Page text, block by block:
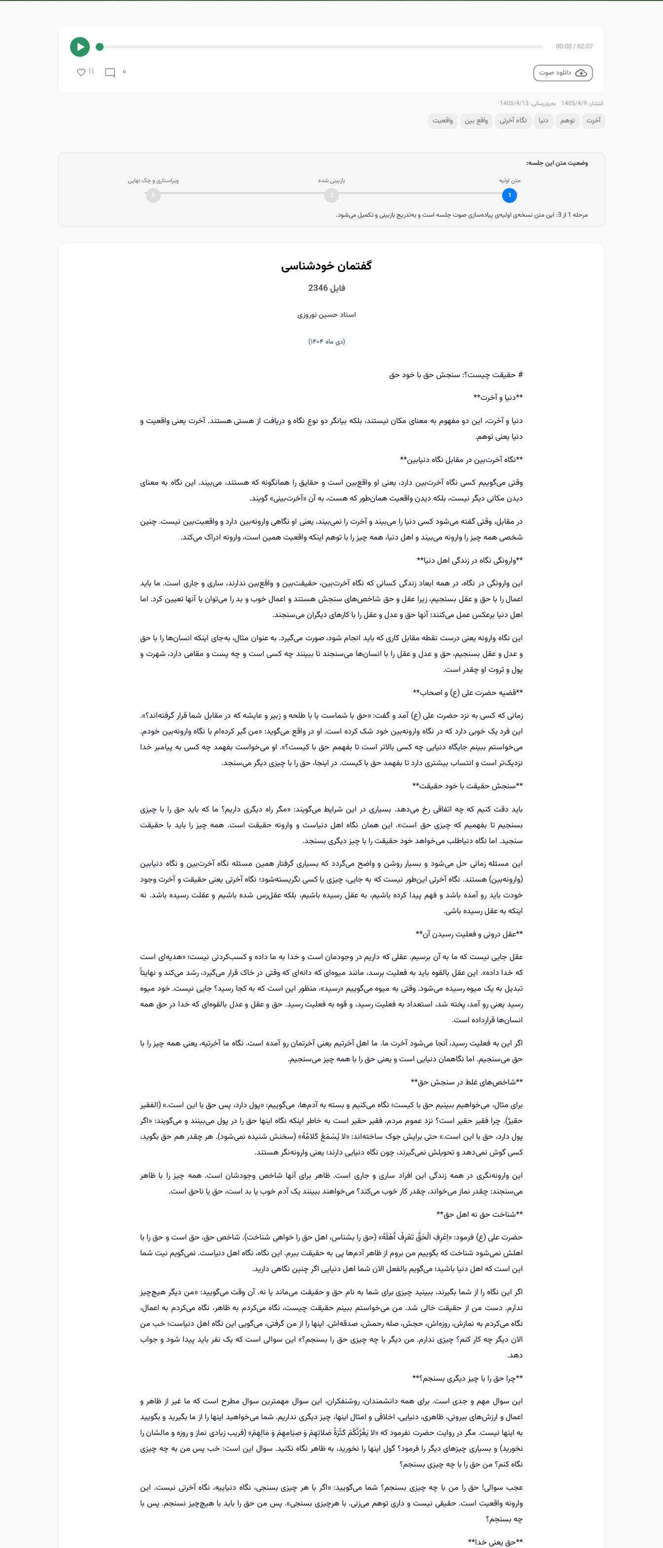
62:07
/
00:00
دانلود صوت 0
11
انتشار: 1405/4/9 به‌روزرسانی: 1405/4/13
آخرت توهم دنیا نگاه آخرتی واقع‌ بین واقعیت
وضعیت متن این جلسه:
متن اولیه
1
بازبینی شده
2
ویراستاری و چک نهایی
3
مرحله 1 از 3: این متن نسخه‌ی اولیه‌ی پیاده‌سازی صوت جلسه است و به‌تدریج بازبینی و تکمیل می‌شود.
گفتمان خودشناسی
فایل 2346
استاد حسین نوروزی
(دی ماه ۱۴۰۴)
# حقیقت چیست؟: سنجش حق با خود حق
**دنیا و آخرت**
دنیا و آخرت، این دو مفهوم به معنای مکان نیستند، بلکه بیانگر دو نوع نگاه و دریافت از هستی هستند. آخرت یعنی واقعیت و
دنیا یعنی توهم.
**نگاه آخرت‌بین در مقابل نگاه دنیا‌بین**
وقتی می‌گوییم کسی نگاه آخرت‌بین دارد، یعنی او واقع‌بین است و حقایق را همانگونه که هستند، می‌بیند. این نگاه به معنای
دیدن مکانی دیگر نیست، بلکه دیدن واقعیت همان‌طور که هست، به آن «آخرت‌بینی» گویند.
در مقابل، وقتی گفته می‌شود کسی دنیا را می‌بیند و آخرت را نمی‌بیند، یعنی او نگاهی وارونه‌بین دارد و واقعیت‌بین نیست. چنین
شخصی همه چیز را وارونه می‌بیند و اهل دنیا، همه چیز را با توهم اینکه واقعیت همین است، وارونه ادراک می‌کند.
**وارونگی نگاه در زندگی اهل دنیا**
این وارونگی در نگاه، در همه ابعاد زندگی کسانی که نگاه آخرت‌بین، حقیقت‌بین و واقع‌بین ندارند، ساری و جاری است. ما باید
اعمال را با حق و عقل بسنجیم، زیرا عقل و حق شاخص‌های سنجش هستند و اعمال خوب و بد را می‌توان با آنها تعیین کرد. اما
اهل دنیا برعکس عمل می‌کنند؛ آنها حق و عدل و عقل را با کارهای دیگران می‌سنجند.
این نگاه وارونه یعنی درست نقطه مقابل کاری که باید انجام شود، صورت می‌گیرد. به عنوان مثال، به‌جای اینکه انسان‌ها را با حق
و عدل و عقل بسنجیم، حق و عدل و عقل را با انسان‌ها می‌سنجند تا ببینند چه کسی است و چه پست و مقامی دارد، شهرت و
پول و ثروت او چقدر است.
**قضیه حضرت علی (ع) و اصحاب**
زمانی که کسی به نزد حضرت علی (ع) آمد و گفت: «حق با شماست یا با طلحه و زبیر و عایشه که در مقابل شما قرار گرفته‌اند؟».
این فرد یک خوبی دارد که در نگاه وارونه‌بین خود شک کرده است. او در واقع می‌گوید: «من گیر کرده‌ام با نگاه وارونه‌بین خودم.
می‌خواستم ببینم جایگاه دنیایی چه کسی بالاتر است تا بفهمم حق با کیست؟». او می‌خواست بفهمد چه کسی به پیامبر خدا
نزدیک‌تر است و انتساب بیشتری دارد تا بفهمد حق با کیست. در اینجا، حق را با چیزی دیگر می‌سنجد.
**سنجش حقیقت با خود حقیقت**
باید دقت کنیم که چه اتفاقی رخ می‌دهد. بسیاری در این شرایط می‌گویند: «مگر راه دیگری داریم؟ ما که باید حق را با چیزی
بسنجیم تا بفهمیم که چیزی حق است». این همان نگاه اهل دنیاست و وارونه حقیقت است. همه چیز را باید با حقیقت
سنجید. اما نگاه دنیا‌طلب می‌خواهد خود حقیقت را با چیز دیگری بسنجد.
این مسئله زمانی حل می‌شود و بسیار روشن و واضح می‌گردد که بسیاری گرفتار همین مسئله نگاه آخرت‌بین و نگاه دنیا‌بین
(وارونه‌بین) هستند. نگاه آخرتی این‌طور نیست که به جایی، چیزی یا کسی نگریسته‌شود؛ نگاه آخرتی یعنی حقیقت و آخرت وجود
خودت باید رو آمده باشد و فهم پیدا کرده باشیم، به عقل رسیده باشیم، بلکه عقل‌رس شده باشیم و عقلت رسیده باشد. نه
اینکه به عقل رسیده باشی.
**عقل درونی و فعلیت رسیدن آن**
عقل جایی نیست که ما به آن برسیم. عقلی که داریم در وجودمان است و خدا به ما داده و کسب‌کردنی نیست؛ «هدیه‌ای است
که خدا داده». این عقل بالقوه باید به فعلیت برسد، مانند میوه‌ای که دانه‌ای که وقتی در خاک قرار می‌گیرد، رشد می‌کند و نهایتاً
تبدیل به یک میوه رسیده می‌شود. وقتی به میوه می‌گوییم «رسید»، منظور این است که به کجا رسید؟ جایی نیست. خود میوه
رسید یعنی رو آمد، پخته شد، استعداد به فعلیت رسید، و قوه به فعلیت رسید. حق و عقل و عدل بالقوه‌ای که خدا در حق همه
انسان‌ها قرارداده است.
اگر این به فعلیت رسید، آنجا می‌شود آخرت ما. ما اهل آخرتیم یعنی آخرتمان رو آمده است. نگاه ما آخرتیه، یعنی همه چیز را با
حق می‌سنجیم. اما نگاهمان دنیایی است و یعنی حق را با همه چیز می‌سنجیم.
**شاخص‌های غلط در سنجش حق**
برای مثال، می‌خواهیم ببینیم حق با کیست؛ نگاه می‌کنیم و بسته به آدم‌ها، می‌گوییم: «پول دارد، پس حق با این است.» (الفقیر
حقیرٌ). چرا فقیر حقیر است؟ نزد عموم مردم، فقیر حقیر است به خاطر اینکه نگاه اینها حق را در پول می‌بینند و می‌گویند: «اگر
پول دارد، حق با این است.» حتی برایش جوک ساخته‌اند: «لا یُسْمَعُ کَلامُهُ» (سخنش شنیده نمی‌شود). هر چقدر هم حق بگوید،
کسی گوش نمی‌دهد و تحویلش نمی‌گیرند، چون نگاه دنیایی دارند؛ یعنی وارونه‌نگر هستند.
این وارونه‌نگری در همه زندگی این افراد ساری و جاری است. ظاهر برای آنها شاخص وجودشان است. همه چیز را با ظاهر
می‌سنجند: چقدر نماز می‌خواند، چقدر کار خوب می‌کند؟ می‌خواهند ببینند یک آدم خوب یا بد است، حق یا ناحق است.
**شناخت حق نه اهل حق**
حضرت علی (ع) فرمود: «اِعْرِفِ الْحَقَّ تَعْرِفْ أَهْلَهُ» (حق را بشناس، اهل حق را خواهی شناخت). شاخص حق، حق است و حق را با
اهلش نمی‌شود شناخت که بگوییم من بروم از ظاهر آدم‌ها پی به حقیقت ببرم. این نگاه، نگاه اهل دنیاست. نمی‌گویم نیت شما
این است که اهل دنیا باشید؛ می‌گویم بالفعل الان شما اهل دنیایی اگر چنین نگاهی دارید.
اگر این نگاه را از شما بگیرند، ببینید چیزی برای شما به نام حق و حقیقت می‌ماند یا نه. آن وقت می‌گویید: «من دیگر هیچ‌چیز
ندارم. دست من از حقیقت خالی شد. من می‌خواستم ببینم حقیقت چیست، نگاه می‌کردم به ظاهر، نگاه می‌کردم به اعمال،
نگاه می‌کردم به نمازش، روزه‌اش، حجش، صله رحمش، صدقه‌اش. اینها را از من گرفتی، می‌گویی این نگاه اهل دنیاست؛ خب من
الان دیگر چه کار کنم؟ چیزی ندارم. من دیگر با چه چیزی حق را بسنجم؟» این سوالی است که یک نفر باید پیدا شود و جواب
دهد.
**چرا حق را با چیز دیگری بسنجم؟**
این سوال مهم و جدی است. برای همه دانشمندان، روشنفکران، این سوال مهمترین سوال مطرح است که ما غیر از ظاهر و
اعمال و ارزش‌های بیرونی، ظاهری، دنیایی، اخلاقی و امثال اینها، چیز دیگری نداریم. شما می‌خواهید اینها را از ما بگیرید و بگویید
به اینها نیست. مگر در روایت حضرت نفرمود که «لا یَغُرَّنَّکُمْ کَثْرَةُ صَلاتِهِمْ وَ صِیَامِهِمْ وَ مَالِهِمْ» (فریب زیادی نماز و روزه و مالشان را
نخورید) و بسیاری چیزهای دیگر را فرمود؟ گول اینها را نخورید، به ظاهر نگاه نکنید. سوال این است: خب پس من به چه چیزی
نگاه کنم؟ من حق را با چه چیزی بسنجم؟
عجب سوالی! حق را من با چه چیزی بسنجم؟ شما می‌گویید: «اگر با هر چیزی بسنجی، نگاه دنیاییه، نگاه آخرتی نیست. این
وارونه واقعیت است. حقیقی نیست و داری توهم می‌زنی. با هرچیزی بسنجی». پس من حق را باید با هیچ‌چیز نسنجم. پس با
چه بسنجم؟
**حق یعنی خدا**